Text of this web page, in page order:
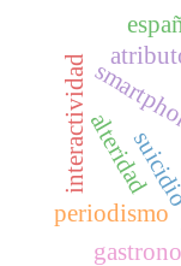
suicidio
periodismo
interactividadalteridad